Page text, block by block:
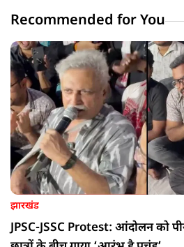
Recommended for You
झारखंड
JPSC-JSSC Protest: आंदोलन को